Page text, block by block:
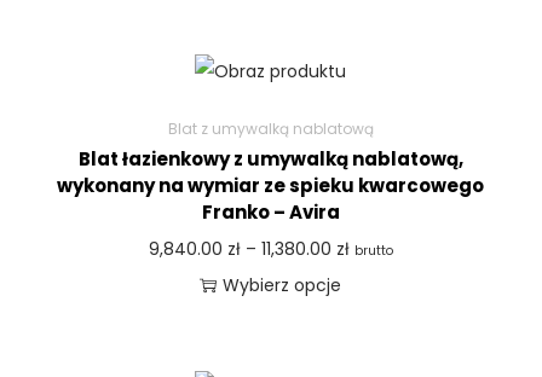
Blat z umywalką nablatową
Blat łazienkowy z umywalką nablatową,
wykonany na wymiar ze spieku kwarcowego
Franko – Avira
9,840.00 zł – 11,380.00 zł brutto
Wybierz opcje